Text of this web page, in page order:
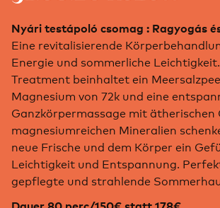
Nyári testápoló csomag : Ragyogás
Eine revitalisierende
Energie und sommerliche
Treatment beinhaltet ein
Magnesium von 72k und eine
Ganzkörpermassage mit ätherischen
magnesiumreichen Mineralien
neue Frische und dem Körper ein
Leichtigkeit und Entspannung.
gepflegte und strahlende